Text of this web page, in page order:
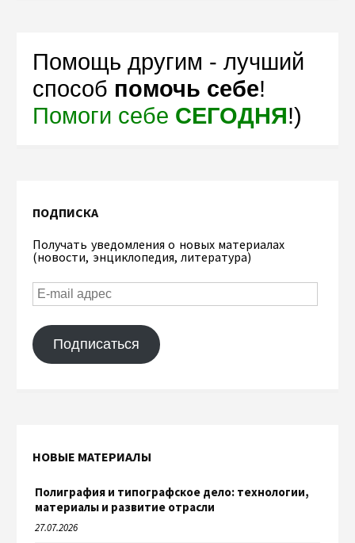
Помощь другим - лучший
способ помочь себе!
Помоги себе СЕГОДНЯ!)
ПОДПИСКА
Получать уведомления о новых материалах
(новости, энциклопедия, литература)
Подписаться
НОВЫЕ МАТЕРИАЛЫ
Полиграфия и типографское дело: технологии,
материалы и развитие отрасли
27.07.2026